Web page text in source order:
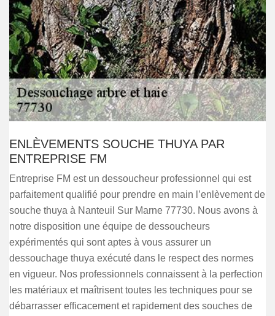
ENLÈVEMENTS SOUCHE THUYA PAR
ENTREPRISE FM
Entreprise FM est un dessoucheur professionnel qui est
parfaitement qualifié pour prendre en main l’enlèvement de
souche thuya à Nanteuil Sur Marne 77730. Nous avons à
notre disposition une équipe de dessoucheurs
expérimentés qui sont aptes à vous assurer un
dessouchage thuya exécuté dans le respect des normes
en vigueur. Nos professionnels connaissent à la perfection
les matériaux et maîtrisent toutes les techniques pour se
débarrasser efficacement et rapidement des souches de